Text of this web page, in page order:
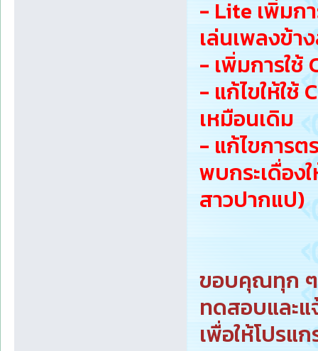
- Lite เพิ่มก
เล่นเพลงข้า
- เพิ่มการใช้
- แก้ไขให้ใช้
เหมือนเดิม
- แก้ไขการ
พบกระเดื่อ
สาวปากแป)
ขอบคุณทุก
ทดสอบและ
เพื่อให้โปร